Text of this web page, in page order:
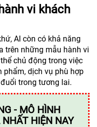
vi khách
AI còn có khả năng
trên những mẫu hành vi
chủ động trong việc
phẩm, dịch vụ phù hợp
trong tương lai.
- MÔ HÌNH
HIỆN NAY